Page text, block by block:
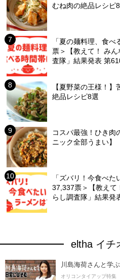
むね肉の絶品レシピ
「夏の麺料理、食
票＞【教えて！ み
査隊」結果発表 第
【夏野菜の王様！
絶品レシピ8選
コスパ最強！ひき肉
ニック全部うまい】
「ズバリ！今食べ
37,337票＞【教えて
らし調査隊」結果発
eltha イチ
川島海荷さんと学
オリコンタイアップ特集